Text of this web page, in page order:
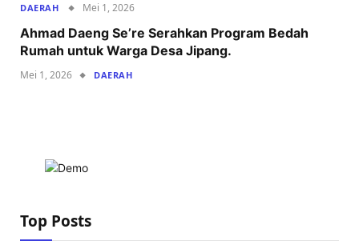
DAERAH Mei 1, 2026
Ahmad Daeng Se’re Serahkan Program Bedah
Rumah untuk Warga Desa Jipang.
Mei 1, 2026 DAERAH
Top Posts